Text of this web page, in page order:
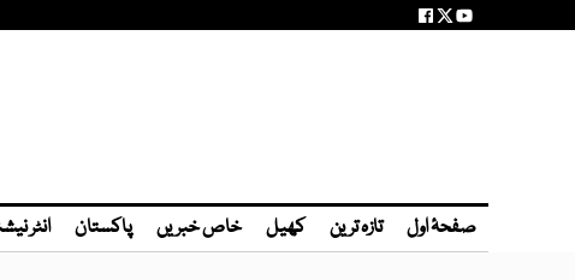
صفحۂ اول تازہ ترین کھیل خاص خبریں پاکستان انٹر